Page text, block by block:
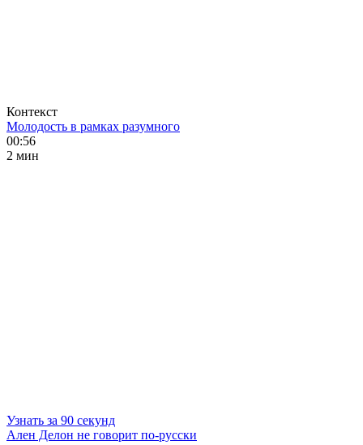
Контекст
Молодость в рамках разумного
00:56
2 мин
Узнать за 90 секунд
Ален Делон не говорит по-русски